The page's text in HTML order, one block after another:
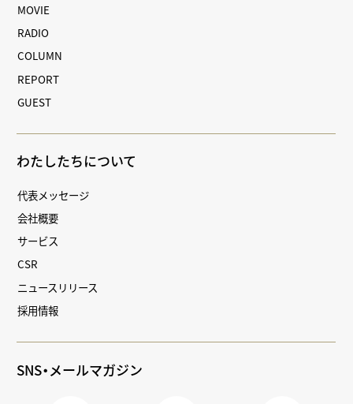
MOVIE
RADIO
COLUMN
REPORT
GUEST
わたしたちについて
代表メッセージ
会社概要
サービス
CSR
ニュースリリース
採用情報
SNS・メールマガジン